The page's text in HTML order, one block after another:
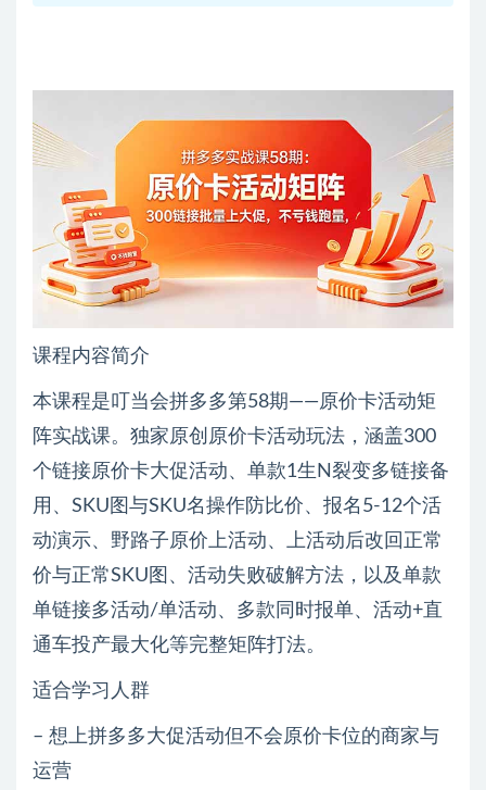
课程内容简介
本课程是叮当会拼多多第58期——原价卡活动矩
阵实战课。独家原创原价卡活动玩法，涵盖300
个链接原价卡大促活动、单款1生N裂变多链接备
用、SKU图与SKU名操作防比价、报名5-12个活
动演示、野路子原价上活动、上活动后改回正常
价与正常SKU图、活动失败破解方法，以及单款
单链接多活动/单活动、多款同时报单、活动+直
通车投产最大化等完整矩阵打法。
适合学习人群
– 想上拼多多大促活动但不会原价卡位的商家与
运营